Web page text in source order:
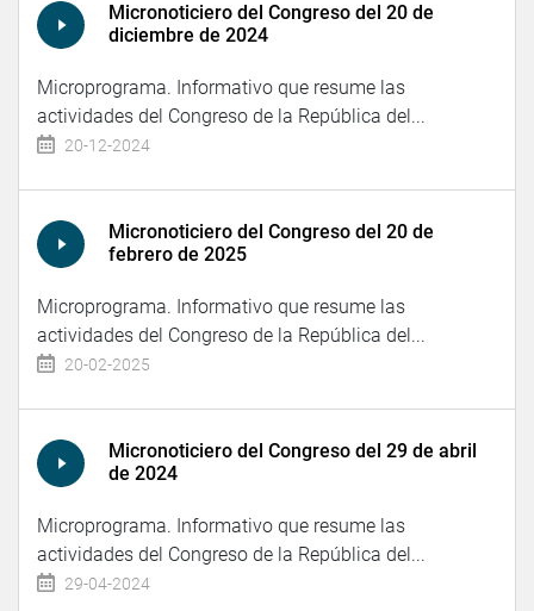
Micronoticiero del Congreso del 20 de
diciembre de 2024
Microprograma. Informativo que resume las
actividades del Congreso de la República del...
20-12-2024
Micronoticiero del Congreso del 20 de
febrero de 2025
Microprograma. Informativo que resume las
actividades del Congreso de la República del...
20-02-2025
Micronoticiero del Congreso del 29 de abril
de 2024
Microprograma. Informativo que resume las
actividades del Congreso de la República del...
29-04-2024